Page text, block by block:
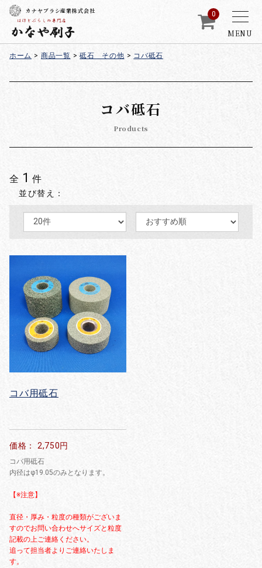
MENU
カナヤブラシ産業株式会社 0
ホーム > 商品一覧 > 砥石 その他 > コバ砥石
コバ砥石
Products
全 1 件
並び替え：
コバ用砥石
価格： 2,750円
コバ用砥石
内径はφ19.05のみとなります。
【※注意】
直径・厚み・粒度の種類がございま
すのでお問い合わせへサイズと粒度
記載の上ご連絡ください。
追って担当者よりご連絡いたしま
す。